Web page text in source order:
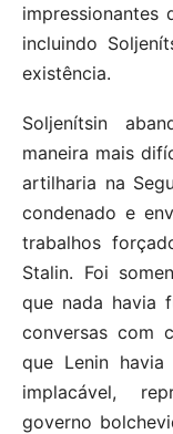
impressionantes
incluindo
existência.
Soljenítsin
maneira mais
artilharia na
condenado e
trabalhos
Stalin. Foi
que nada havia
conversas com
que Lenin
implacável,
governo